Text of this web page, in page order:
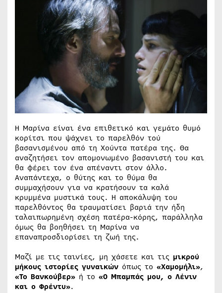
H Μαρίνα είναι ένα επιθετικό και γεμάτο θυμό
κορίτσι που ψάχνει το παρελθόν τού
βασανισμένου από τη Χούντα πατέρα της. Θα
αναζητήσει τον απομονωμένο βασανιστή του και
θα φέρει τον ένα απέναντι στον άλλο.
Αναπάντεχα, ο θύτης και το θύμα θα
συμμαχήσουν για να κρατήσουν τα καλά
κρυμμένα μυστικά τους. Η αποκάλυψη του
παρελθόντος θα τραυματίσει βαριά την ήδη
ταλαιπωρημένη σχέση πατέρα-κόρης, παράλληλα
όμως θα βοηθήσει τη Μαρίνα να
επαναπροσδιορίσει τη ζωή της.
Μαζί με τις ταινίες, μη χάσετε και τις μικρού
μήκους ιστορίες γυναικών όπως το «Χαμομήλι»,
«Το Βανκούβερ» ή το «Ο Μπαμπάς μου, ο Λένιν
και ο Φρέντυ».